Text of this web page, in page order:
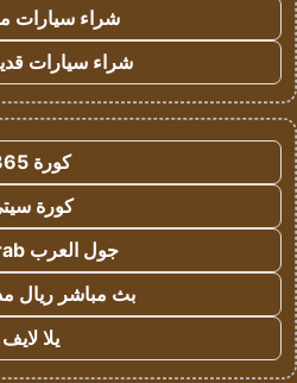
شراء سيارات
شراء سيارات
كورة 365
كورة
جول العرب goalarab
بث مباشر ريال
يلا لايف